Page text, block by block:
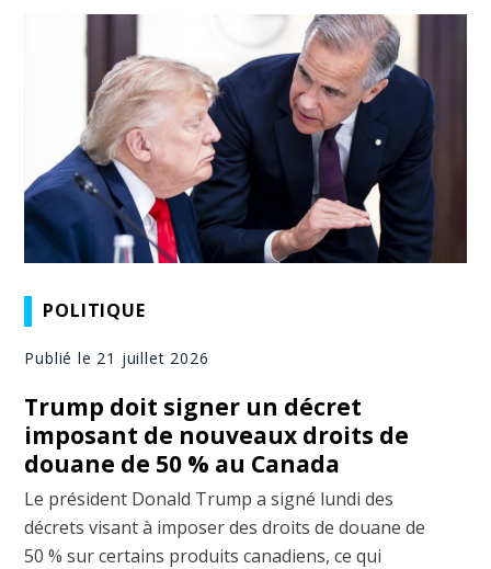
POLITIQUE
Publié le 21 juillet 2026
Trump doit signer un décret
imposant de nouveaux droits de
douane de 50 % au Canada
Le président Donald Trump a signé lundi des
décrets visant à imposer des droits de douane de
50 % sur certains produits canadiens, ce qui